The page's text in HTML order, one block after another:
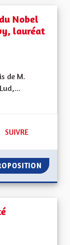
Nobel
lauréat
de M.
51 ABONNÉS
SUIVRE
USER